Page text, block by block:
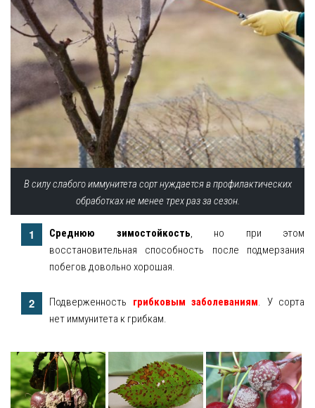
В силу слабого иммунитета сорт нуждается в профилактических
обработках не менее трех раз за сезон.
Среднюю зимостойкость, но при этом
восстановительная способность после подмерзания
побегов довольно хорошая.
Подверженность грибковым заболеваниям. У сорта
нет иммунитета к грибкам.